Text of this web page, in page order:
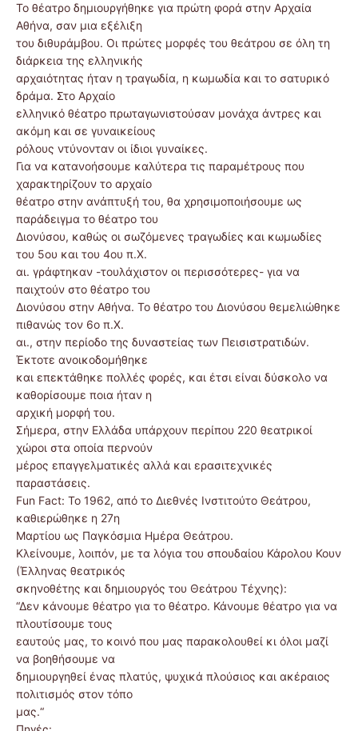
Το θέατρο δημιουργήθηκε για πρώτη φορά στην Αρχαία
Αθήνα, σαν μια εξέλιξη
του διθυράμβου. Οι πρώτες μορφές του θεάτρου σε όλη τη
διάρκεια της ελληνικής
αρχαιότητας ήταν η τραγωδία, η κωμωδία και το σατυρικό
δράμα. Στο Αρχαίο
ελληνικό θέατρο πρωταγωνιστούσαν μονάχα άντρες και
ακόμη και σε γυναικείους
ρόλους ντύνονταν οι ίδιοι γυναίκες.
Για να κατανοήσουμε καλύτερα τις παραμέτρους που
χαρακτηρίζουν το αρχαίο
θέατρο στην ανάπτυξή του, θα χρησιμοποιήσουμε ως
παράδειγμα το θέατρο του
Διονύσου, καθώς οι σωζόμενες τραγωδίες και κωμωδίες
του 5ου και του 4ου π.Χ.
αι. γράφτηκαν -τουλάχιστον οι περισσότερες- για να
παιχτούν στο θέατρο του
Διονύσου στην Αθήνα. Το θέατρο του Διονύσου θεμελιώθηκε
πιθανώς τον 6ο π.Χ.
αι., στην περίοδο της δυναστείας των Πεισιστρατιδών.
Έκτοτε ανοικοδομήθηκε
και επεκτάθηκε πολλές φορές, και έτσι είναι δύσκολο να
καθορίσουμε ποια ήταν η
αρχική μορφή του.
Σήμερα, στην Ελλάδα υπάρχουν περίπου 220 θεατρικοί
χώροι στα οποία περνούν
μέρος επαγγελματικές αλλά και ερασιτεχνικές
παραστάσεις.
Fun Fact: Το 1962, από το Διεθνές Ινστιτούτο Θεάτρου,
καθιερώθηκε η 27η
Μαρτίου ως Παγκόσμια Ημέρα Θεάτρου.
Κλείνουμε, λοιπόν, με τα λόγια του σπουδαίου Κάρολου Κουν
(Έλληνας θεατρικός
σκηνοθέτης και δημιουργός του Θεάτρου Τέχνης):
“Δεν κάνουμε θέατρο για το θέατρο. Κάνουμε θέατρο για να
πλουτίσουμε τους
εαυτούς μας, το κοινό που μας παρακολουθεί κι όλοι μαζί
να βοηθήσουμε να
δημιουργηθεί ένας πλατύς, ψυχικά πλούσιος και ακέραιος
πολιτισμός στον τόπο
μας.“